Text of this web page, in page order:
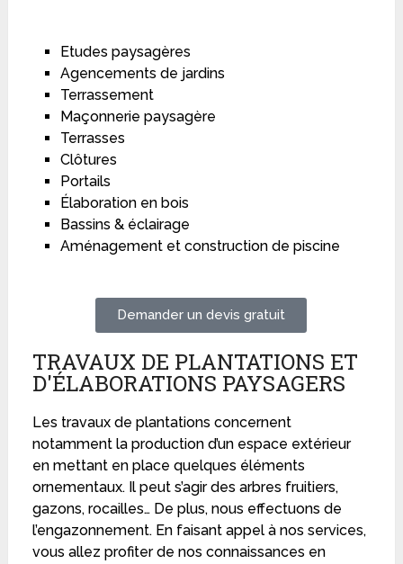
Etudes paysagères
Agencements de jardins
Terrassement
Maçonnerie paysagère
Terrasses
Clôtures
Portails
Élaboration en bois
Bassins & éclairage
Aménagement et construction de piscine
Demander un devis gratuit
TRAVAUX DE PLANTATIONS ET
D'ÉLABORATIONS PAYSAGERS
Les travaux de plantations concernent
notamment la production d’un espace extérieur
en mettant en place quelques éléments
ornementaux. Il peut s’agir des arbres fruitiers,
gazons, rocailles… De plus, nous effectuons de
l’engazonnement. En faisant appel à nos services,
vous allez profiter de nos connaissances en